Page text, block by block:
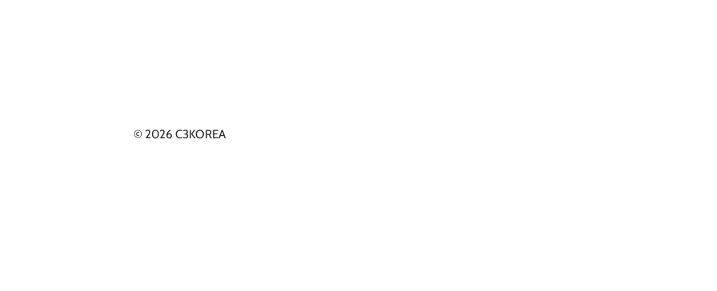
© 2026 C3KOREA